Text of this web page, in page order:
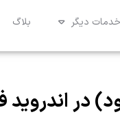
خدمات دیگر بلاگ
در اندروید